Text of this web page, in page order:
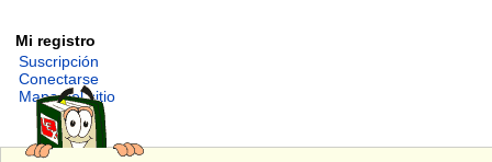
Mi registro
Suscripción
Conectarse
Mapa del sitio